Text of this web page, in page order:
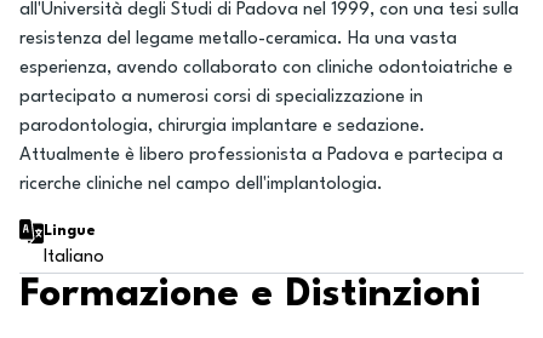
all'Università degli Studi di Padova nel 1999, con una tesi sulla
resistenza del legame metallo-ceramica. Ha una vasta
esperienza, avendo collaborato con cliniche odontoiatriche e
partecipato a numerosi corsi di specializzazione in
parodontologia, chirurgia implantare e sedazione.
Attualmente è libero professionista a Padova e partecipa a
ricerche cliniche nel campo dell'implantologia.
Lingue
Italiano
Formazione e Distinzioni